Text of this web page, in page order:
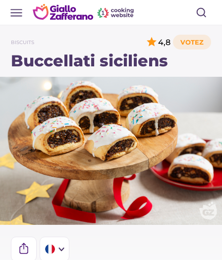
BISCUITS
Buccellati siciliens
4,8